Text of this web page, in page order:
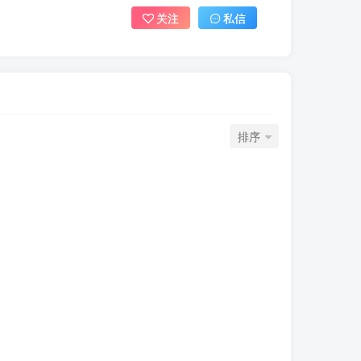
关注 私信
排序